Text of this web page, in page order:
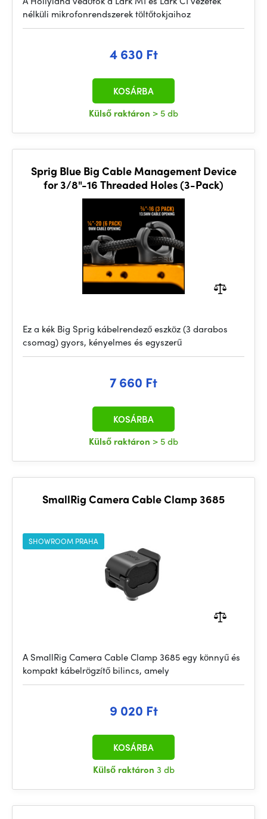
nélküli mikrofonrendszerek töltőtokjaihoz
4 630 Ft
Külső raktáron > 5 db
KOSÁRBA
Sprig Blue Big Cable Management Device
for 3/8"-16 Threaded Holes (3-Pack)
Ez a kék Big Sprig kábelrendező eszköz (3 darabos
csomag) gyors, kényelmes és egyszerű
7 660 Ft
Külső raktáron > 5 db
KOSÁRBA
SmallRig Camera Cable Clamp 3685
SHOWROOM PRAHA
A SmallRig Camera Cable Clamp 3685 egy könnyű és
kompakt kábelrögzítő bilincs, amely
9 020 Ft
Külső raktáron 3 db
KOSÁRBA